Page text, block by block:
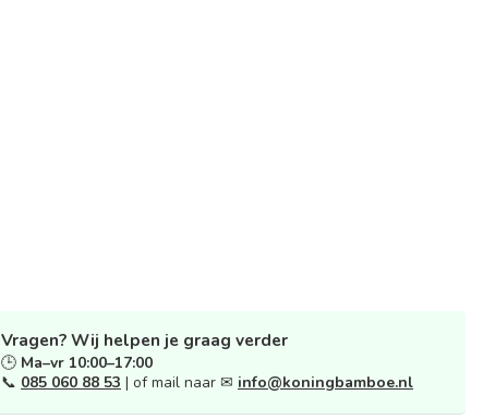
Vragen? Wij helpen je graag verder
🕒 Ma–vr 10:00–17:00
📞 085 060 88 53 | of mail naar ✉ info@koningbamboe.nl